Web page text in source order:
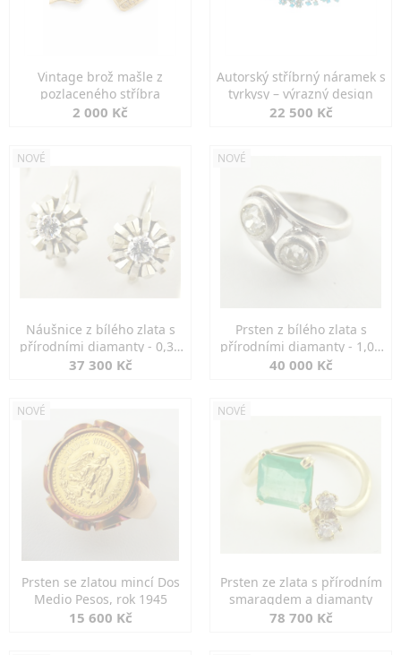
Vintage brož mašle z
pozlaceného stříbra
2 000 Kč
Autorský stříbrný náramek s
tyrkysy – výrazný design
22 500 Kč
NOVÉ
Náušnice z bílého zlata s
přírodními diamanty - 0,30
ct
37 300 Kč
NOVÉ
Prsten z bílého zlata s
přírodními diamanty - 1,00
ct
40 000 Kč
NOVÉ
Prsten se zlatou mincí Dos
Medio Pesos, rok 1945
15 600 Kč
NOVÉ
Prsten ze zlata s přírodním
smaragdem a diamanty
78 700 Kč